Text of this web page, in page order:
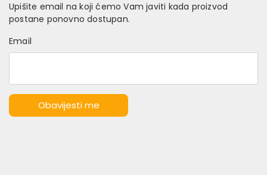
Upišite email na koji ćemo Vam javiti kada proizvod
postane ponovno dostupan.
Email
Obavijesti me